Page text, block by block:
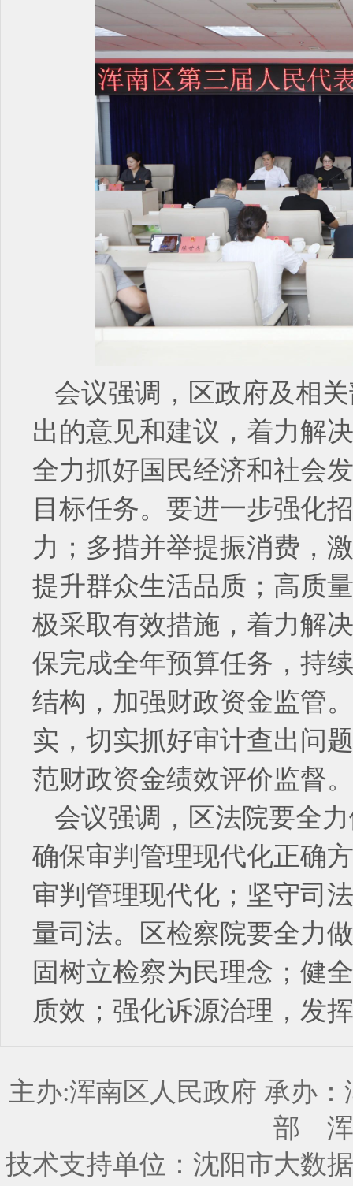
会议强调，区政府及相
出的意见和建议，着力解
全力抓好国民经济和社会
目标任务。要进一步强化
力；多措并举提振消费，
提升群众生活品质；高质
极采取有效措施，着力解
保完成全年预算任务，持
结构，加强财政资金监管
实，切实抓好审计查出问
范财政资金绩效评价监督。
会议强调，区法院要全
确保审判管理现代化正确
审判管理现代化；坚守司
量司法。区检察院要全力
固树立检察为民理念；健
质效；强化诉源治理，发
主办:浑南区人民政府 承办
部
技术支持单位：沈阳市大数